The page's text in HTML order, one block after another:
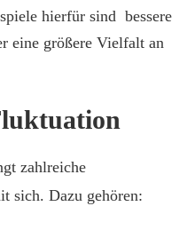
hierfür sind bessere
eine größere Vielfalt an
zahlreiche
sich. Dazu gehören: